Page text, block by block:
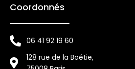
Coordonnés
06 41 92 19 60
128 rue de la Boétie,